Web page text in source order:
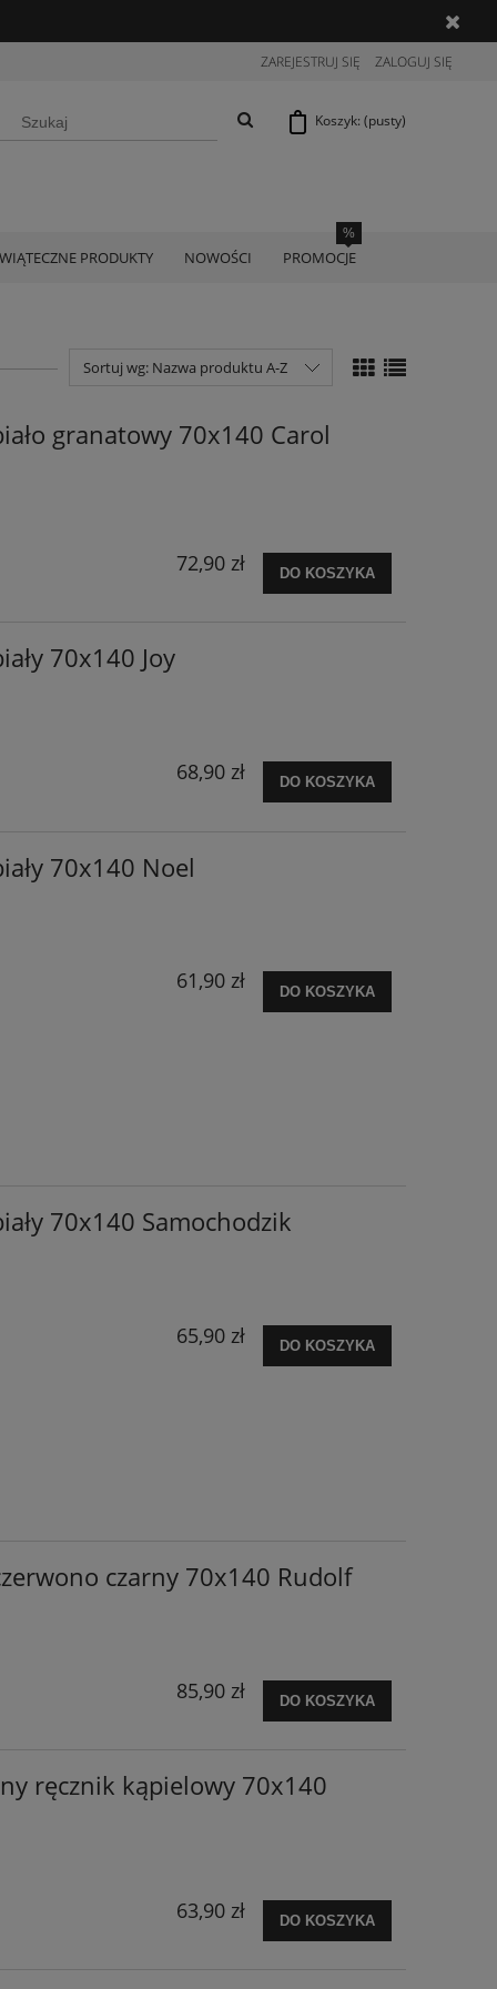
ZAREJESTRUJ SIĘ ZALOGUJ SIĘ
Koszyk: (pusty)
PRODUKTY NOWOŚCI PROMOCJE
Sortuj wg: Nazwa produktu A-Z
granatowy 70x140 Carol
72,90 zł DO KOSZYKA
70x140 Joy
68,90 zł DO KOSZYKA
70x140 Noel
61,90 zł DO KOSZYKA
70x140 Samochodzik
65,90 zł DO KOSZYKA
czarny 70x140 Rudolf
85,90 zł DO KOSZYKA
ręcznik kąpielowy 70x140
63,90 zł DO KOSZYKA